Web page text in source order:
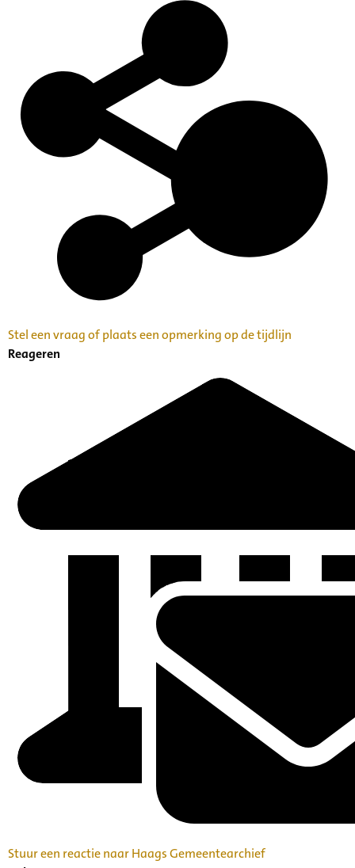
Stel een vraag of plaats een opmerking op de tijdlijn
Reageren
Stuur een reactie naar Haags Gemeentearchief